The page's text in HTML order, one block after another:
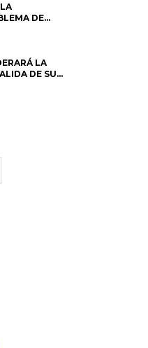
DE
DE
UN
LA
DE SU
CON